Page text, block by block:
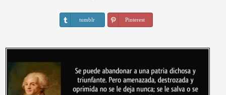
tumblr Pinterest